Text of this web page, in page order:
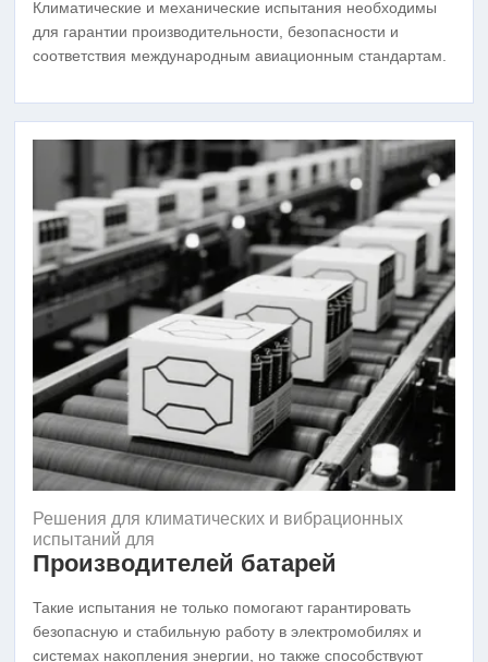
Климатические и механические испытания необходимы
для гарантии производительности, безопасности и
соответствия международным авиационным стандартам.
Решения для климатических и вибрационных
испытаний для
Производителей батарей
Такие испытания не только помогают гарантировать
безопасную и стабильную работу в электромобилях и
системах накопления энергии, но также способствуют